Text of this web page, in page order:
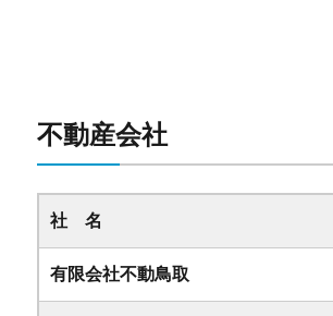
不動産会社
社 名
有限会社不動鳥取